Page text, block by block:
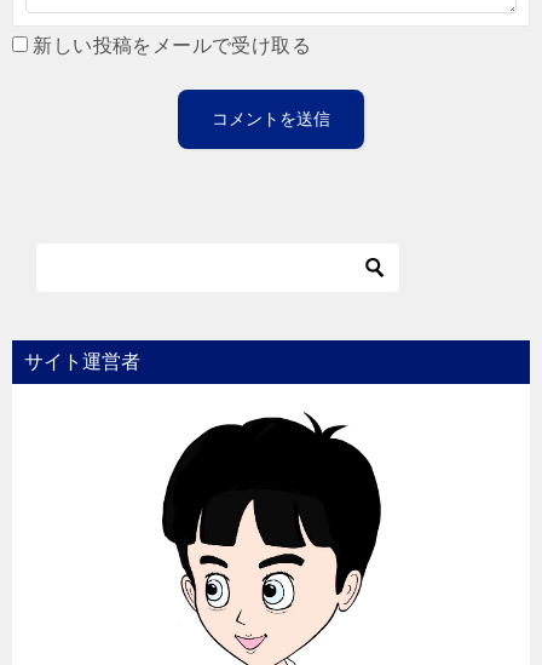
新しい投稿をメールで受け取る
サイト運営者